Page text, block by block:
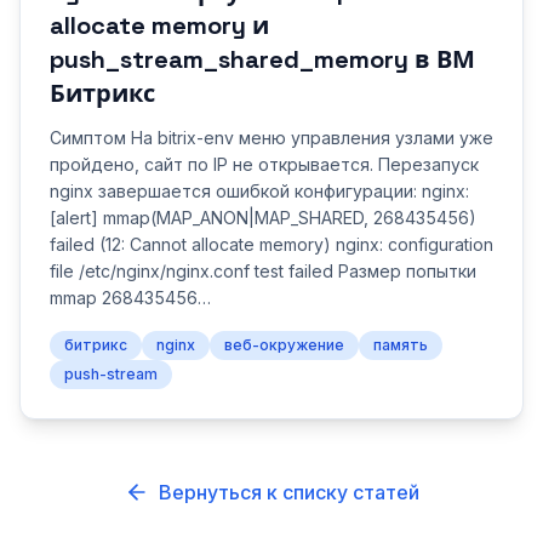
allocate memory и
push_stream_shared_memory в ВМ
Битрикс
Симптом На bitrix-env меню управления узлами уже
пройдено, сайт по IP не открывается. Перезапуск
nginx завершается ошибкой конфигурации: nginx:
[alert] mmap(MAP_ANON|MAP_SHARED, 268435456)
failed (12: Cannot allocate memory) nginx: configuration
file /etc/nginx/nginx.conf test failed Размер попытки
mmap 268435456…
битрикс nginx веб-окружение
память
push-stream
Вернуться к списку статей